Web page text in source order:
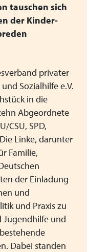
Schließen
des VPK
Schließen
Schließen
in
Portal
Schließen
tauschen sich
der Kinder-
privater
Sozialhilfe e.V.
in die
Abgeordnete
CSU, SPD,
Linke, darunter
Familie,
der Einladung
und
und Praxis zu
Jugendhilfe und
Dabei standen